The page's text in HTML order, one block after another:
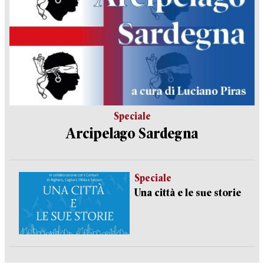
Speciale
Arcipelago Sardegna
Speciale
Una città e le sue storie